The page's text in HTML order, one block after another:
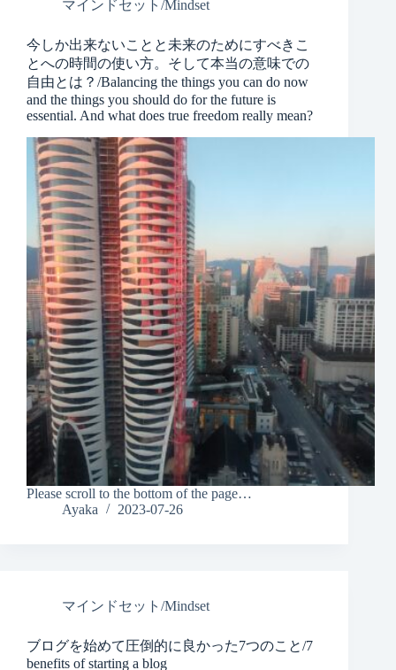
マインドセット/Mindset
今しか出来ないことと未来のためにすべきこ
とへの時間の使い方。そして本当の意味での
自由とは？/Balancing the things you can do now
and the things you should do for the future is
essential. And what does true freedom really mean?
Please scroll to the bottom of the page…
Ayaka
2023-07-26
マインドセット/Mindset
ブログを始めて圧倒的に良かった7つのこと/7
benefits of starting a blog